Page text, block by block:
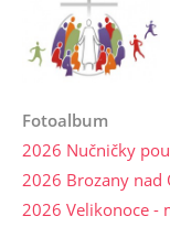
Fotoalbum
2026 Nučničky
2026 Brozany nad
2026 Velikonoce -